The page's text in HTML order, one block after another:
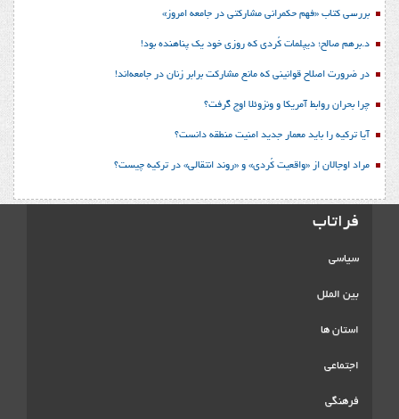
بررسی کتاب «فهم حکمرانی مشارکتی در جامعه امروز»
د.برهم صالح؛ دیپلمات کُردی که روزی خود یک پناهنده بود!
در ضرورت اصلاح قوانینی که مانع مشارکت برابر زنان در جامعه‌اند!
چرا بحران روابط آمریکا و ونزوئلا اوج گرفت؟
آیا ترکیه را باید معمار جدید امنیت منطقه دانست؟
مراد اوجالان از «واقعیت کُردی» و «روند انتقالی» در ترکیه چیست؟
فراتاب
سیاسی
بین الملل
استان ها
اجتماعی
فرهنگی